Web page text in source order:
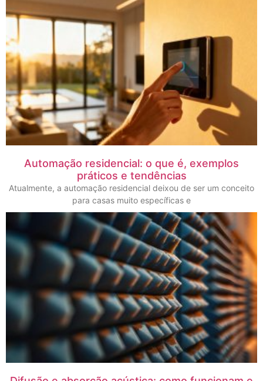
Automação residencial: o que é, exemplos
práticos e tendências
Atualmente, a automação residencial deixou de ser um conceito
para casas muito específicas e